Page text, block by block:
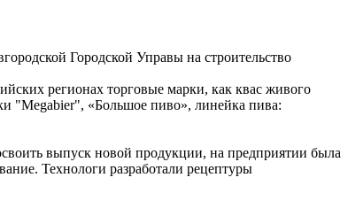
Городской Управы на строительство
регионах торговые марки, как квас живого
"Megabier", «Большое пиво», линейка пива:
выпуск новой продукции, на предприятии была
Технологи разработали рецептуры